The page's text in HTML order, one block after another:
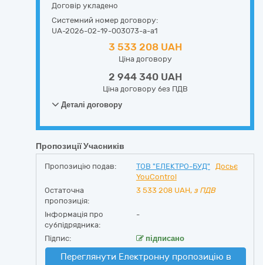
Договір укладено
Системний номер договору:
UA-2026-02-19-003073-a-a1
3 533 208 UAH
Ціна договору
2 944 340 UAH
Ціна договору без ПДВ
Деталі договору
Пропозиції Учасників
Пропозицію подав: ТОВ "ЕЛЕКТРО-БУД"
Досьє
YouControl
Остаточна
пропозиція:
3 533 208 UAH, з ПДВ
Інформація про
субпідрядника:
-
Підпис: підписано
Переглянути Електронну пропозицію в